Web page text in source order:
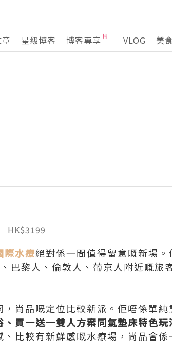
星級博客 博客專享 VLOG 美
HK$3199
際水療絕對係一間值得留意嘅新場
巴黎人、倫敦人、葡京人附近嘅旅
尚品嘅定位比較新派。佢唔係單純
買一送一雙人方案同氣墊床特色玩
比較有新鮮感嘅水療場，尚品會